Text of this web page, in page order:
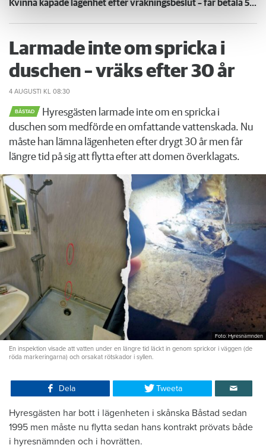
Kvinna kapade lägenhet efter vräkningsbeslut – får betala 50 000
Larmade inte om spricka i
duschen – vräks efter 30 år
4 AUGUSTI KL 08:30
BÅSTAD
Hyresgästen larmade inte om en spricka i
duschen som medförde en omfattande vattenskada. Nu
måste han lämna lägenheten efter drygt 30 år men får
längre tid på sig att flytta efter att domen överklagats.
Foto: Hyresnämnden
En inspektion visade att vatten under en längre tid läckt in genom sprickor i väggen (de
röda markeringarna) och orsakat rötskador i syllen.
Dela Tweeta
Hyresgästen har bott i lägenheten i skånska Båstad sedan
1995 men måste nu flytta sedan hans kontrakt prövats både
i hyresnämnden och i hovrätten.